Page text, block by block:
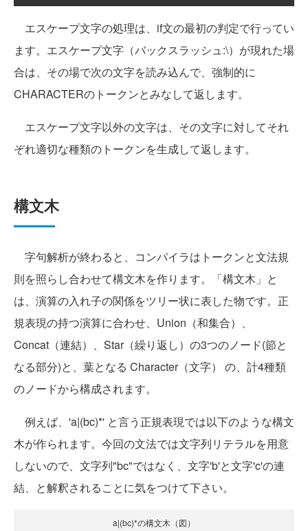
エスケープ文字の処理は、if文の最初の判定で行ってい
ます。エスケープ文字（バックスラッシュ:\）が現れた場
合は、その場で次の文字を読み込んで、強制的に
CHARACTERのトークンとみなして返します。
エスケープ文字以外の文字は、その文字に対してそれ
ぞれ適切な種類のトークンを生成して返します。
構文木
字句解析が終わると、コンパイラはトークンと文法規
則を照らし合わせて構文木を作ります。「構文木」と
は、演算の入れ子の関係をツリー状に表した物です。正
規表現の持つ演算に合わせ、Union（和集合）、
Concat（連結）、Star（繰り返し）の3つのノード(節と
なる部分)と、葉となる Character（文字） の、計4種類
のノードから構成されます。
例えば、'a|(bc)*' と言う正規表現では以下のような構文
木が作られます。今回の文法では文字列リテラルを用意
しないので、文字列"bc"ではなく、文字'b'と文字'c'の連
結、と解釈されることに気をつけて下さい。
a|(bc)*の構文木（図）